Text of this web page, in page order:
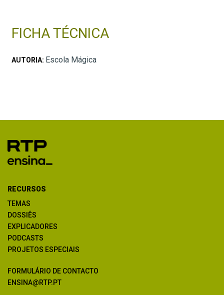
FICHA TÉCNICA
AUTORIA: Escola Mágica
RECURSOS
TEMAS
DOSSIÊS
EXPLICADORES
PODCASTS
PROJETOS ESPECIAIS
FORMULÁRIO DE CONTACTO
ENSINA@RTP.PT